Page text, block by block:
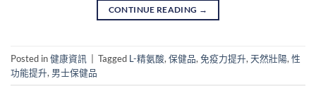
CONTINUE READING →
Posted in健康資訊 Tagged L-精氨酸, 保健品, 免疫力提升, 天然壯陽, 性
功能提升, 男士保健品